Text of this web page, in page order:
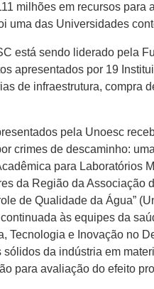
milhões em recursos
uma das Universidades
está sendo liderado pela
apresentados por 19
de infraestrutura, compra
pela Unoesc
crimes de descaminho:
para Laboratórios
da Região da Associação
de Qualidade da Água”
às equipes da
Tecnologia e Inovação no
da indústria em
para avaliação do efeito